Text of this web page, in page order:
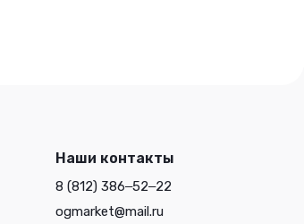
Наши контакты
8 (812) 386‒52‒22
ogmarket@mail.ru